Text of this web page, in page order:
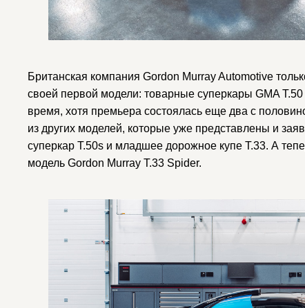
Британская компания Gordon Murray Automotive
своей первой модели: товарные суперкары GMA
время, хотя премьера состоялась еще два с
из других моделей, которые уже представлены и
суперкар T.50s и младшее дорожное купе T.33. А
модель Gordon Murray T.33 Spider.